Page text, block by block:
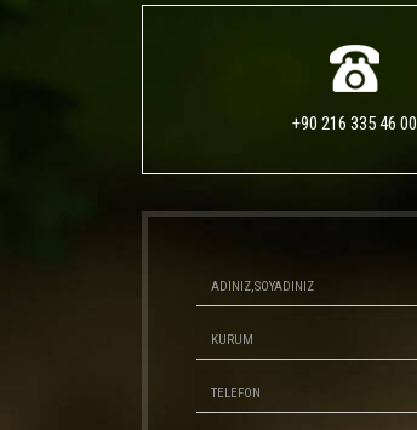
+90 216 335 46 00